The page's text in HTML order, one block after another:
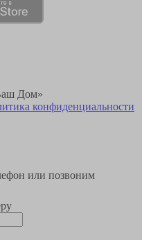
Дом»
конфиденциальности
или позвоним